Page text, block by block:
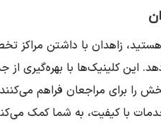
هستید، زاهدان با داشتن
این کلینیک‌ها با بهره‌گیری از
برای مراجعان فراهم می‌کنند.
با کیفیت، به شما کمک